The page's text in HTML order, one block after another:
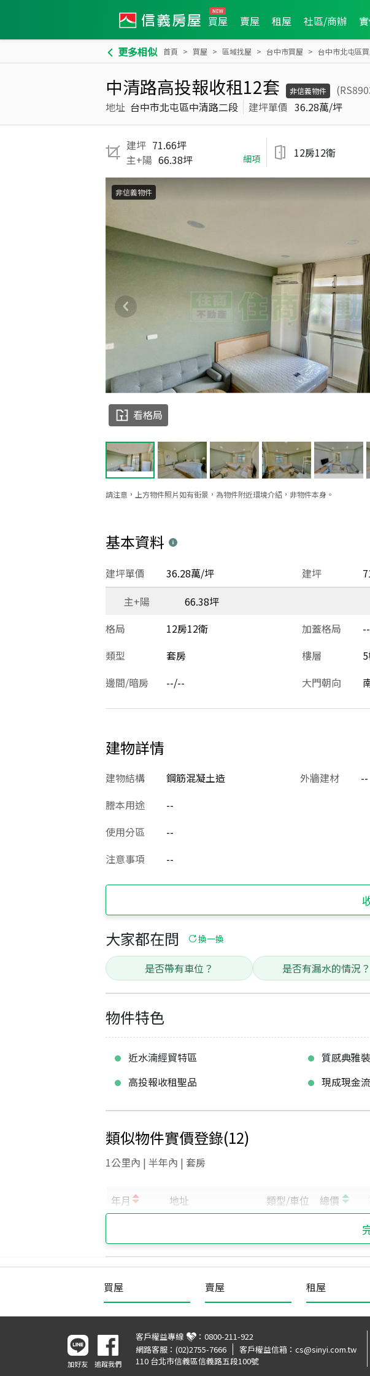
買屋 賣屋 租屋 社區/商辦
更多相似 首頁 買屋 區域找屋 台中市買屋 台中市北屯區
中清路高投報收租12套 非信義物件
地址 台中市北屯區中清路二段 建坪單價 36.28萬/坪
建坪 71.66坪
主+陽 66.38坪 細項 12房12衛
請注意，上方物件照片如有街景，為物件附近環境介紹，非物件本身。
看格局
非信義物件
基本資料
建坪
建坪單價 36.28萬/坪
主+陽
66.38坪
格局
12房12衛 加蓋格局 --
類型
套房 樓層
邊間/暗房
--/-- 大門朝向
建物詳情
建物結構 鋼筋混凝土造 外牆建材 --
謄本用途
--
使用分區
--
注意事項
--
大家都在問 換一換
是否帶有車位？ 是否有漏水的情況？
物件特色
近水湳經貿特區 質感典雅
高投報收租聖品
現成現金流
類似物件實價登錄(12)
1公里內 | 半年內 | 套房
買屋 賣屋 租屋
加好友 追蹤我們
客戶權益專線 ： 0800-211-922
網路客服： (02)2755-7666 客戶權益信箱： cs@sinyi.com.tw
110 台北市信義區信義路五段100號